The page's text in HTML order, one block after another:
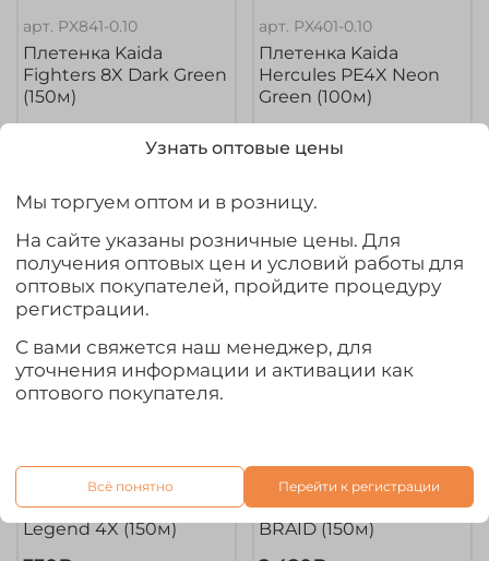
арт. PX841-0.10
Плетенка Kaida
Fighters 8X Dark Green
(150м)
арт. PX401-0.10
Плетенка Kaida
Hercules PE4X Neon
Green (100м)
X492-0.10
Плетенка Kaida
Legend 4X (150м)
Ожидается
арт.X12PE-12
Плетенка KAIDA X12
BRAID (150м)
Узнать оптовые цены
Мы торгуем оптом и в розницу.
На сайте указаны розничные цены. Для
получения оптовых цен и условий работы для
оптовых покупателей, пройдите процедуру
регистрации.
С вами свяжется наш менеджер, для
уточнения информации и активации как
оптового покупателя.
Всё понятно Перейти к регистрации